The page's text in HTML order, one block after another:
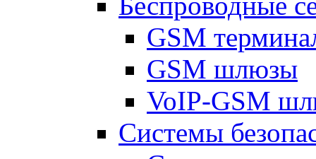
GSM
GSM шлюзы
VoIP-GSM
Системы